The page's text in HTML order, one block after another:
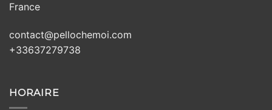
France
contact@pellochemoi.com
+33637279738
HORAIRE